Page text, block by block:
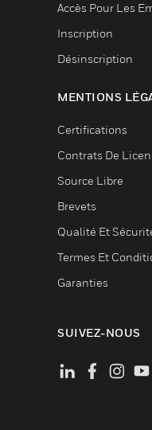
Accès Pour Les
Inscription
Désinscription
MENTIONS
Certifications
Contrats De
Source Libre
Brevets
Qualité Et
Termes Et
Garanties
SUIVEZ-NOUS